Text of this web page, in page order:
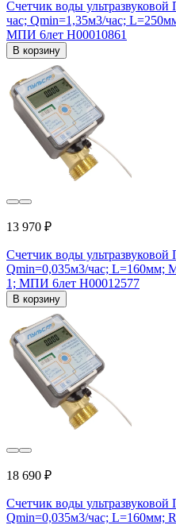
Счетчик воды
час; Qmin=1,35м3/час;
МПИ 6лет Н00010861
В корзину
13 970 ₽
Счетчик воды
Qmin=0,035м3/час; L=160мм;
1; МПИ 6лет Н00012577
В корзину
18 690 ₽
Счетчик воды
Qmin=0,035м3/час; L=160мм;